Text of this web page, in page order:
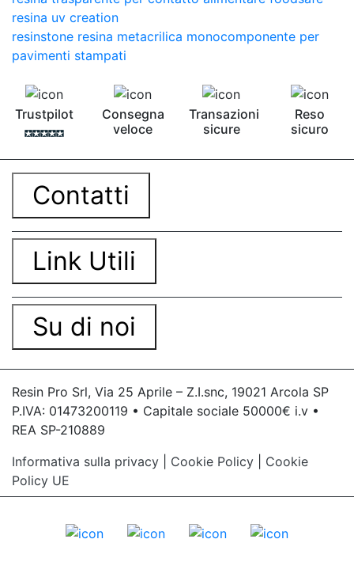
resina uv creation
resinstone resina metacrilica monocomponente per
pavimenti stampati
Trustpilot
Consegna
veloce
Transazioni
sicure
Reso
sicuro
Contatti
Link Utili
Su di noi
Resin Pro Srl, Via 25 Aprile – Z.I.snc, 19021 Arcola SP
P.IVA: 01473200119 • Capitale sociale 50000€ i.v •
REA SP-210889
Informativa sulla privacy
Cookie Policy
Cookie
Policy UE